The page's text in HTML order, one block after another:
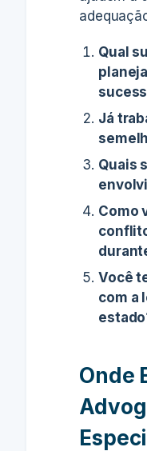
Qual
Já
Quais
Como
Você
com a
Onde